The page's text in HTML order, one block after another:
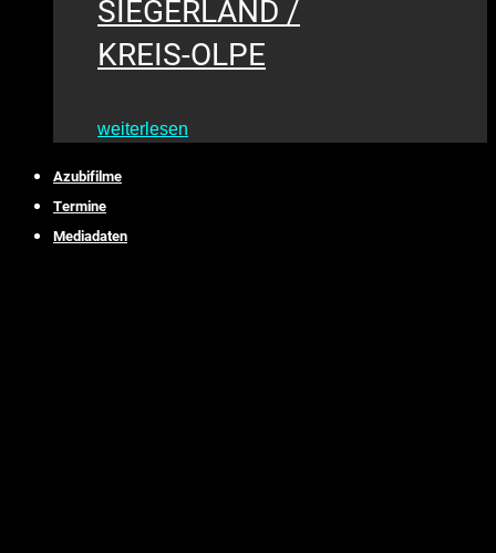
SIEGERLAND /
KREIS-OLPE
weiterlesen
Azubifilme
Termine
Mediadaten